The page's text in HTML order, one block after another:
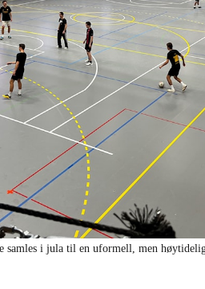
samles i jula til en uformell, men